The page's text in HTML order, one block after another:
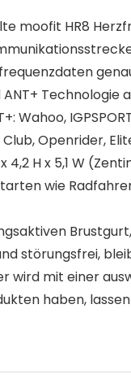
moofit HR8
ANT+
Openrider,
4,2 H x 5,1 W
wie
störungsfrei,
mit einer
haben,